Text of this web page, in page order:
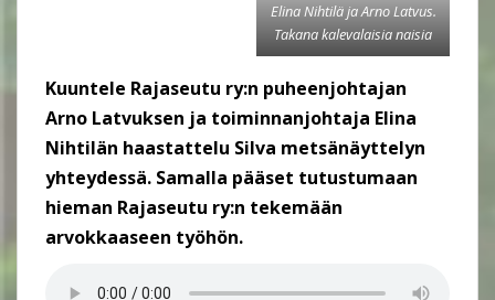
Elina Nihtilä ja Arno Latvus.
Takana kalevalaisia naisia
Kuuntele Rajaseutu ry:n puheenjohtajan
Arno Latvuksen ja toiminnanjohtaja Elina
Nihtilän haastattelu Silva metsänäyttelyn
yhteydessä. Samalla pääset tutustumaan
hieman Rajaseutu ry:n tekemään
arvokkaaseen työhön.